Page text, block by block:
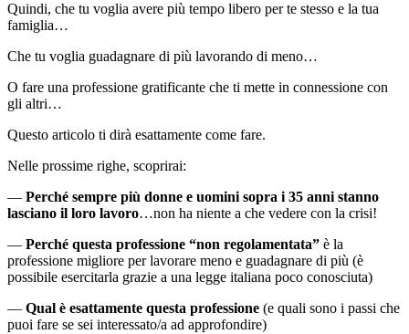
Quindi, che tu voglia avere più tempo libero per te stesso e la tua
famiglia…
Che tu voglia guadagnare di più lavorando di meno…
O fare una professione gratificante che ti mette in connessione con
gli altri…
Questo articolo ti dirà esattamente come fare.
Nelle prossime righe, scoprirai:
— Perché sempre più donne e uomini sopra i 35 anni stanno
lasciano il loro lavoro…non ha niente a che vedere con la crisi!
— Perché questa professione “non regolamentata” è la
professione migliore per lavorare meno e guadagnare di più (è
possibile esercitarla grazie a una legge italiana poco conosciuta)
— Qual è esattamente questa professione (e quali sono i passi che
puoi fare se sei interessato/a ad approfondire)